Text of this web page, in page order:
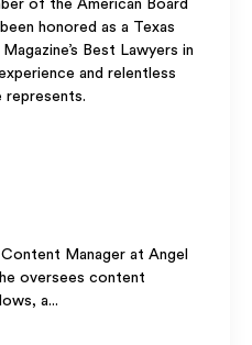
of the American Board
honored as a Texas
Best Lawyers in
and relentless
represents.
Manager at Angel
oversees content
a...